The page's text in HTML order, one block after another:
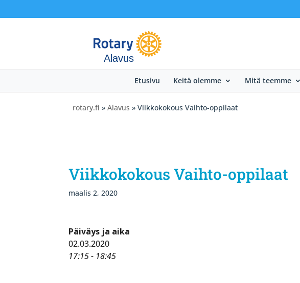
Alavus
Etusivu Keitä olemme Mitä teemme
rotary.fi » Alavus » Viikkokokous Vaihto-oppilaat
Viikkokokous Vaihto-oppilaat
maalis 2, 2020
Päiväys ja aika
02.03.2020
17:15 - 18:45